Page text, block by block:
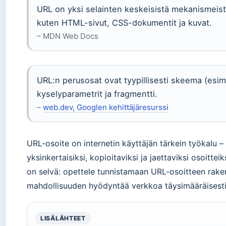
URL on yksi selainten keskeisistä
kuten HTML-sivut, CSS-dokumentit ja kuvat.
– MDN Web Docs
URL:n perusosat ovat tyypillisesti skeema
kyselyparametrit ja fragmentti.
– web.dev, Googlen kehittäjäresurssi
URL-osoite on internetin käyttäjän tärkein työkalu
yksinkertaisiksi, kopioitaviksi ja jaettaviksi
on selvä: opettele tunnistamaan URL-osoitteen
mahdollisuuden hyödyntää verkkoa
LISÄLÄHTEET